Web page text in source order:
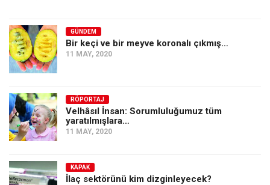
GÜNDEM
Bir keçi ve bir meyve koronalı çıkmış…
11 MAY, 2020
RÖPORTAJ
Velhâsıl İnsan: Sorumluluğumuz tüm
yaratılmışlara…
11 MAY, 2020
KAPAK
İlaç sektörünü kim dizginleyecek?